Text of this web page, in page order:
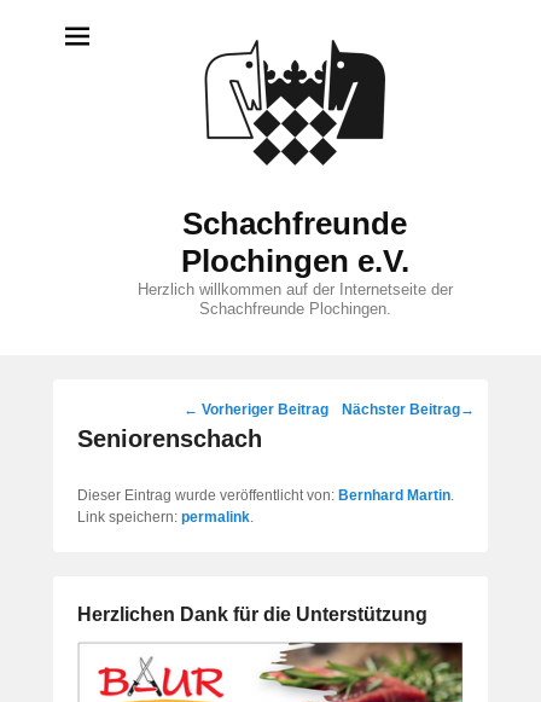
Schachfreunde
Plochingen e.V.
Herzlich willkommen auf der Internetseite der
Schachfreunde Plochingen.
Beitragsnavigation
← Vorheriger Beitrag Nächster Beitrag→
Seniorenschach
Dieser Eintrag wurde veröffentlicht von: Bernhard Martin.
Link speichern: permalink.
Herzlichen Dank für die Unterstützung